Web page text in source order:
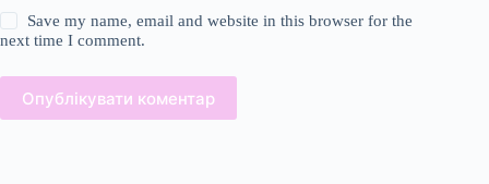
Save my name, email and website in this browser for the
next time I comment.
Опублікувати коментар